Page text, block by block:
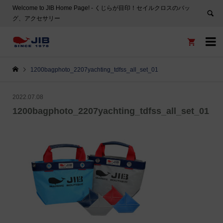
Welcome to JIB Home Page! ‐ くじらが目印！セイルクロスのバッ
グ、アクセサリー


1200bagphoto_2207yachting_tdfss_all_set_01
2022.07.08
1200bagphoto_2207yachting_tdfss_all_set_01